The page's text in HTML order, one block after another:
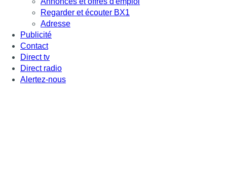
Regarder et écouter BX1
Adresse
Publicité
Contact
Direct tv
Direct radio
Alertez-nous